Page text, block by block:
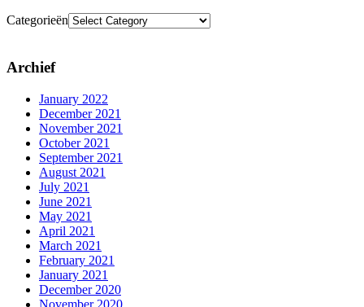
Categorieën
Archief
January 2022
December 2021
November 2021
October 2021
September 2021
August 2021
July 2021
June 2021
May 2021
April 2021
March 2021
February 2021
January 2021
December 2020
November 2020